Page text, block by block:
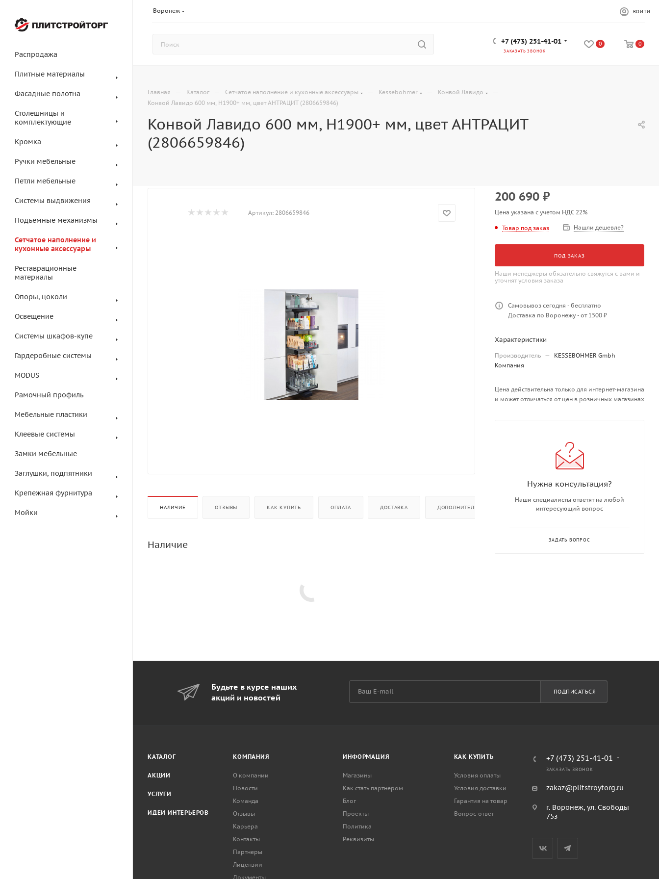
Воронеж ВОЙТИ
+7 (473) 251-41-01
ЗАКАЗАТЬ ЗВОНОК
0 0
Распродажа
Плитные материалы
Фасадные полотна
Столешницы и
комплектующие
Кромка
Ручки мебельные
Петли мебельные
Системы выдвижения
Подъемные механизмы
Сетчатое наполнение и
кухонные аксессуары
Реставрационные
материалы
Опоры, цоколи
Освещение
Системы шкафов-купе
Гардеробные системы
MODUS
Рамочный профиль
Мебельные пластики
Клеевые системы
Замки мебельные
Заглушки, подпятники
Крепежная фурнитура
Мойки
Главная — Каталог — Сетчатое наполнение и кухонные аксессуары — Kessebohmer — Конвой Лавидо —
Конвой Лавидо 600 мм, H1900+ мм, цвет АНТРАЦИТ (2806659846)
Конвой Лавидо 600 мм, H1900+ мм, цвет АНТРАЦИТ
(2806659846)
Артикул: 2806659846
НАЛИЧИЕ ОТЗЫВЫ КАК КУПИТЬ ОПЛАТА ДОСТАВКА ДОПОЛНИТЕЛЬНО
Наличие
200 690 ₽
Цена указана с учетом НДС 22%
Товар под заказ Нашли дешевле?
ПОД ЗАКАЗ
Наши менеджеры обязательно свяжутся с вами и
уточнят условия заказа
Самовывоз сегодня - бесплатно
Доставка по Воронежу - от 1500 ₽
Характеристики
Производитель —
KESSEBOHMER Gmbh
Компания
Цена действительна только для интернет-магазина
и может отличаться от цен в розничных магазинах
Нужна консультация?
Наши специалисты ответят на любой
интересующий вопрос
ЗАДАТЬ ВОПРОС
Будьте в курсе наших
акций и новостей
ПОДПИСАТЬСЯ
КАТАЛОГ
АКЦИИ
УСЛУГИ
ИДЕИ ИНТЕРЬЕРОВ
КОМПАНИЯ
О компании
Новости
Команда
Отзывы
Карьера
Контакты
Партнеры
Лицензии
Документы
ИНФОРМАЦИЯ
Магазины
Как стать партнером
Блог
Проекты
Политика
Реквизиты
КАК КУПИТЬ
Условия оплаты
Условия доставки
Гарантия на товар
Вопрос-ответ
+7 (473) 251-41-01
ЗАКАЗАТЬ ЗВОНОК
zakaz@plitstroytorg.ru
г. Воронеж, ул. Свободы
75з